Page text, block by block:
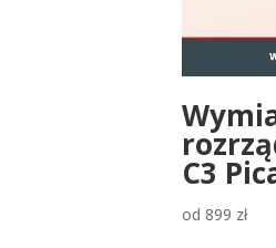
C3
od 899 zł